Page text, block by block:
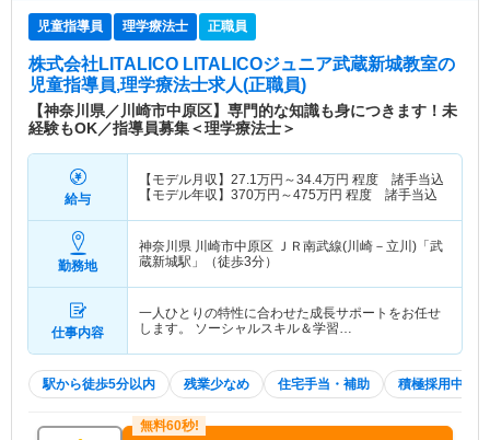
児童指導員 理学療法士 正職員
株式会社LITALICO LITALICOジュニア武蔵新城教室の
児童指導員,理学療法士求人(正職員)
【神奈川県／川崎市中原区】専門的な知識も身につきます！未
経験もOK／指導員募集＜理学療法士＞
給与
【モデル月収】 27.1万円～34.4万円 程度 諸手当込
【モデル年収】 370万円～475万円 程度 諸手当込
勤務地
神奈川県 川崎市中原区 ＪＲ南武線(川崎－立川)「武
蔵新城駅」（徒歩3分）
仕事内容
一人ひとりの特性に合わせた成長サポートをお任せ
します。 ソーシャルスキル＆学習…
駅から徒歩5分以内 残業少なめ 住宅手当・補助 積極採用中